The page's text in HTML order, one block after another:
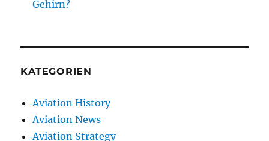
Gehirn?
KATEGORIEN
Aviation History
Aviation News
Aviation Strategy